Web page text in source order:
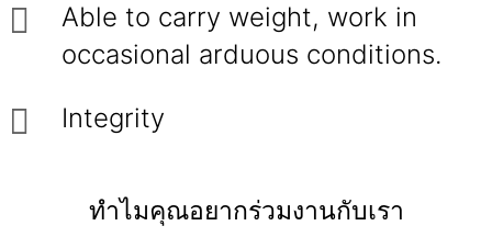
Able to carry weight, work in
occasional arduous conditions.
Integrity
ทำไมคุณอยากร่วมงานกับเรา